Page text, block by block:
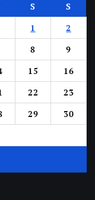
S
S
1
2
8
9
15
16
22
23
29
30